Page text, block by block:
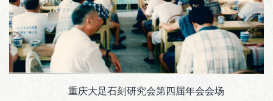
重庆大足石刻研究会第四届年会会场